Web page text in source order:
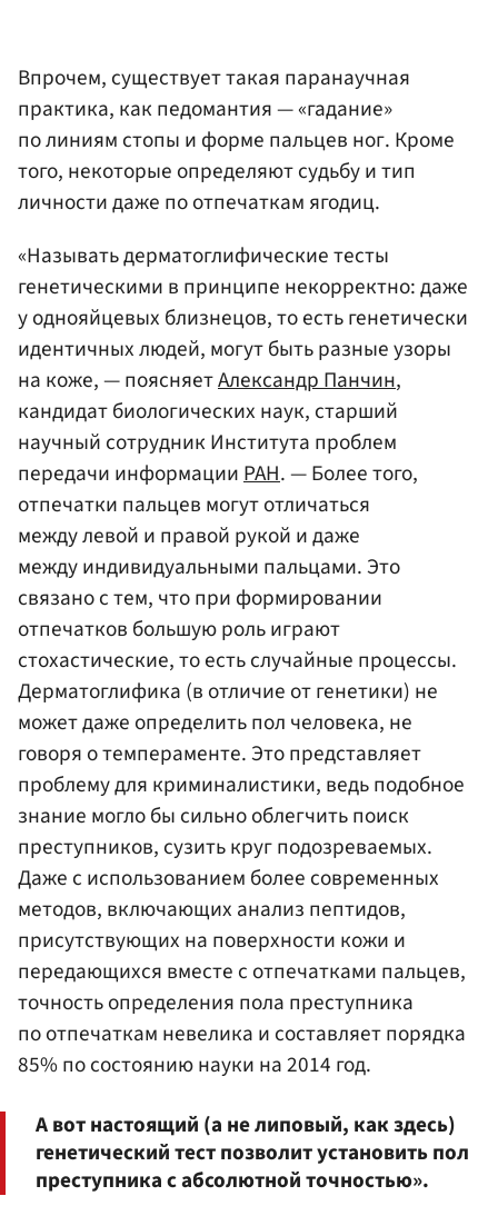
Впрочем, существует такая паранаучная
практика, как педомантия — «гадание»
по линиям стопы и форме пальцев ног. Кроме
того, некоторые определяют судьбу и тип
личности даже по отпечаткам ягодиц.
«Называть дерматоглифические тесты
генетическими в принципе некорректно: даже
у однояйцевых близнецов, то есть генетически
идентичных людей, могут быть разные узоры
на коже, — поясняетАлександр Панчин,
кандидат биологических наук, старший
научный сотрудник Института проблем
передачи информации РАН. — Более того,
отпечатки пальцев могут отличаться
между левой и правой рукой и даже
между индивидуальными пальцами. Это
связано с тем, что при формировании
отпечатков большую роль играют
стохастические, то есть случайные процессы.
Дерматоглифика (в отличие от генетики) не
может даже определить пол человека, не
говоря о темпераменте. Это представляет
проблему для криминалистики, ведь подобное
знание могло бы сильно облегчить поиск
преступников, сузить круг подозреваемых.
Даже с использованием более современных
методов, включающих анализ пептидов,
присутствующих на поверхности кожи и
передающихся вместе с отпечатками пальцев,
точность определения пола преступника
по отпечаткам невелика и составляет порядка
85% по состоянию науки на 2014 год.
А вот настоящий (а не липовый, как здесь)
генетический тест позволит установить пол
преступника с абсолютной точностью».